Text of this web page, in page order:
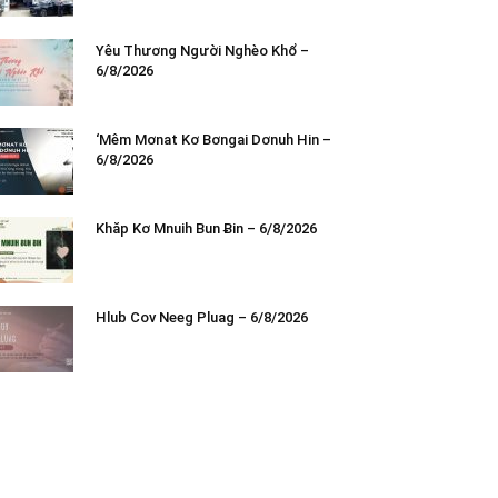
Yêu Thương Người Nghèo Khổ –
6/8/2026
‘Mêm Mơnat Kơ Bơngai Dơnuh Hin –
6/8/2026
Khăp Kơ Mnuih Bun Ƀin – 6/8/2026
Hlub Cov Neeg Pluag – 6/8/2026